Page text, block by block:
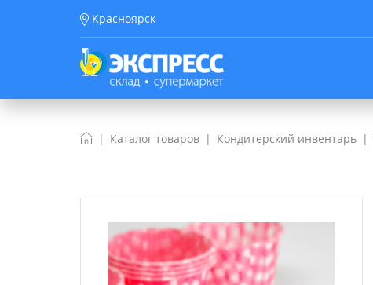
Красноярск
Каталог товаров Кондитерский инвентарь